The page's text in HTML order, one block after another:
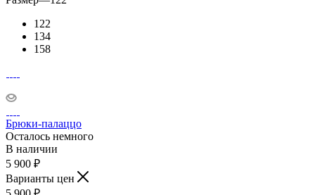
122
134
158
Брюки-палаццо
Осталось немного
В наличии
5 900 ₽
Варианты цен